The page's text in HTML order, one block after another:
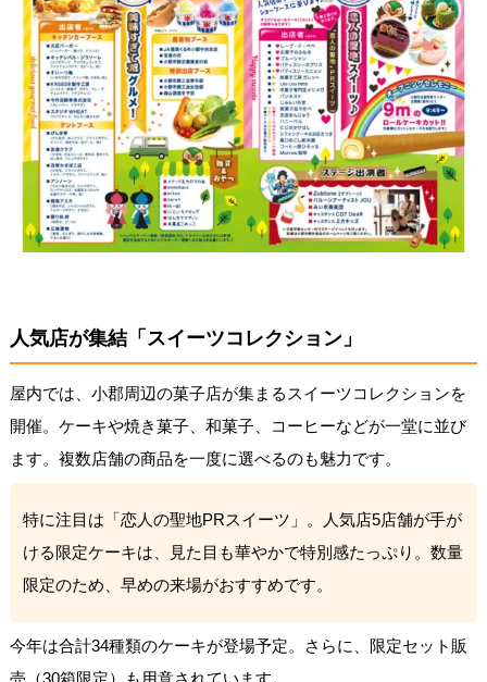
人気店が集結「スイーツコレクション」
屋内では、小郡周辺の菓子店が集まるスイーツコレクションを
開催。ケーキや焼き菓子、和菓子、コーヒーなどが一堂に並び
ます。複数店舗の商品を一度に選べるのも魅力です。
特に注目は「恋人の聖地PRスイーツ」。人気店5店舗が手が
ける限定ケーキは、見た目も華やかで特別感たっぷり。数量
限定のため、早めの来場がおすすめです。
今年は合計34種類のケーキが登場予定。さらに、限定セット販